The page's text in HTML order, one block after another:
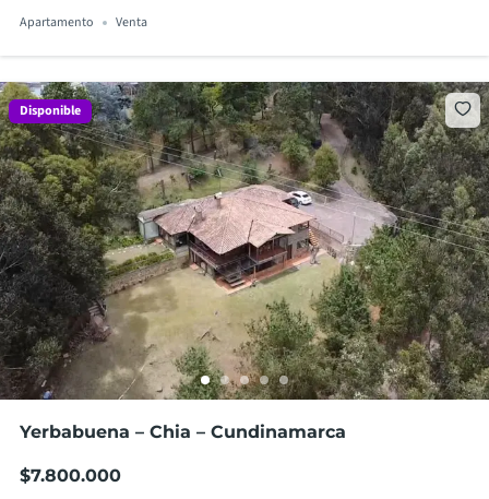
Apartamento Venta
Disponible
Yerbabuena – Chia – Cundinamarca
$7.800.000